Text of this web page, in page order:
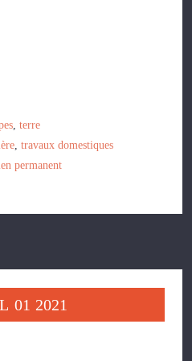
,terre
,travaux domestiques
permanent
01 2021